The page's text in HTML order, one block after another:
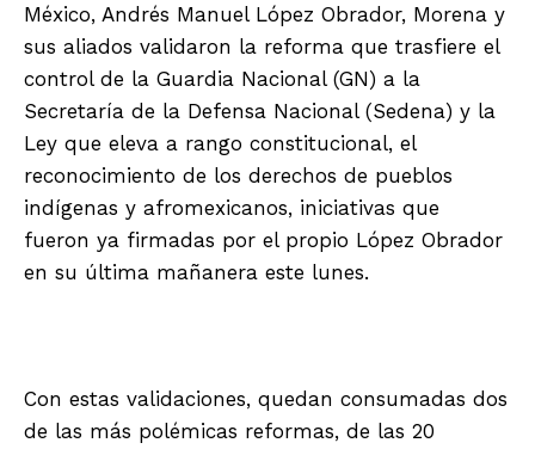
México, Andrés Manuel López Obrador, Morena y
sus aliados validaron la reforma que trasfiere el
control de la Guardia Nacional (GN) a la
Secretaría de la Defensa Nacional (Sedena) y la
Ley que eleva a rango constitucional, el
reconocimiento de los derechos de pueblos
indígenas y afromexicanos, iniciativas que
fueron ya firmadas por el propio López Obrador
en su última mañanera este lunes.
Con estas validaciones, quedan consumadas dos
de las más polémicas reformas, de las 20